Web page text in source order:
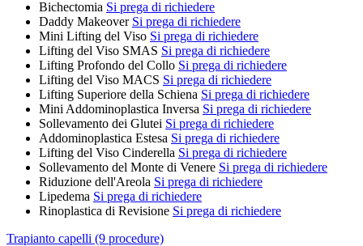
Bichectomia Si prega di richiedere
Daddy Makeover Si prega di richiedere
Mini Lifting del Viso Si prega di richiedere
Lifting del Viso SMAS Si prega di richiedere
Lifting Profondo del Collo Si prega di richiedere
Lifting del Viso MACS Si prega di richiedere
Lifting Superiore della Schiena Si prega di richiedere
Mini Addominoplastica Inversa Si prega di richiedere
Sollevamento dei Glutei Si prega di richiedere
Addominoplastica Estesa Si prega di richiedere
Lifting del Viso Cinderella Si prega di richiedere
Sollevamento del Monte di Venere Si prega di richiedere
Riduzione dell'Areola Si prega di richiedere
Lipedema Si prega di richiedere
Rinoplastica di Revisione Si prega di richiedere
Trapianto capelli (9 procedure)